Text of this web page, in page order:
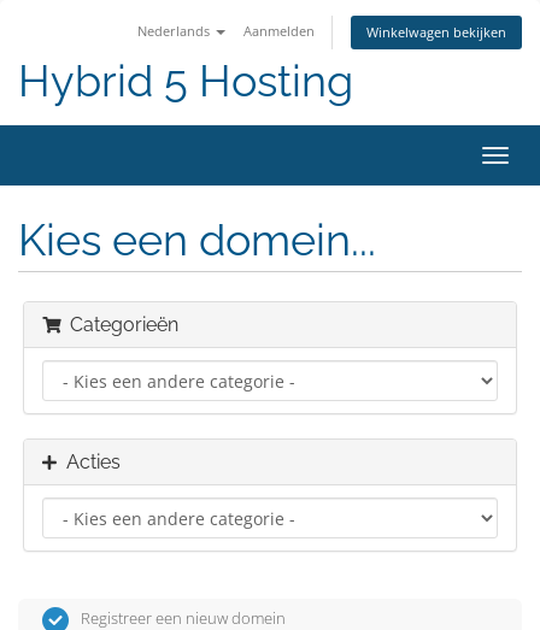
Nederlands Aanmelden Winkelwagen bekijken
Hybrid 5 Hosting
in-/
Kies een domein...
Categorieën
Acties
Registreer een nieuw domein